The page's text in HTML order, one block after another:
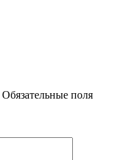
Обязательные поля